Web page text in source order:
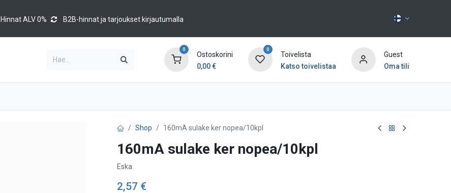
Hinnat ALV 0% B2B-hinnat ja tarjoukset kirjautumalla
0
Ostoskorini
0,00€
0
Toivelista
Katso toivelistaa
Guest
Oma tili
Shop 160mA sulake ker nopea/10kpl
160mA sulake ker nopea/10kpl
Eska
2,57 €